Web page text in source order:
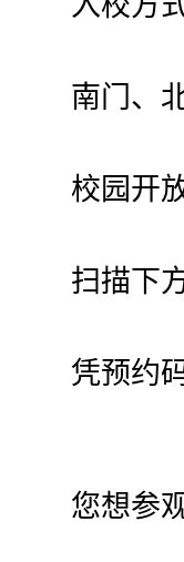
南门、北
校园开放
扫描下方
凭预约码
您想参观